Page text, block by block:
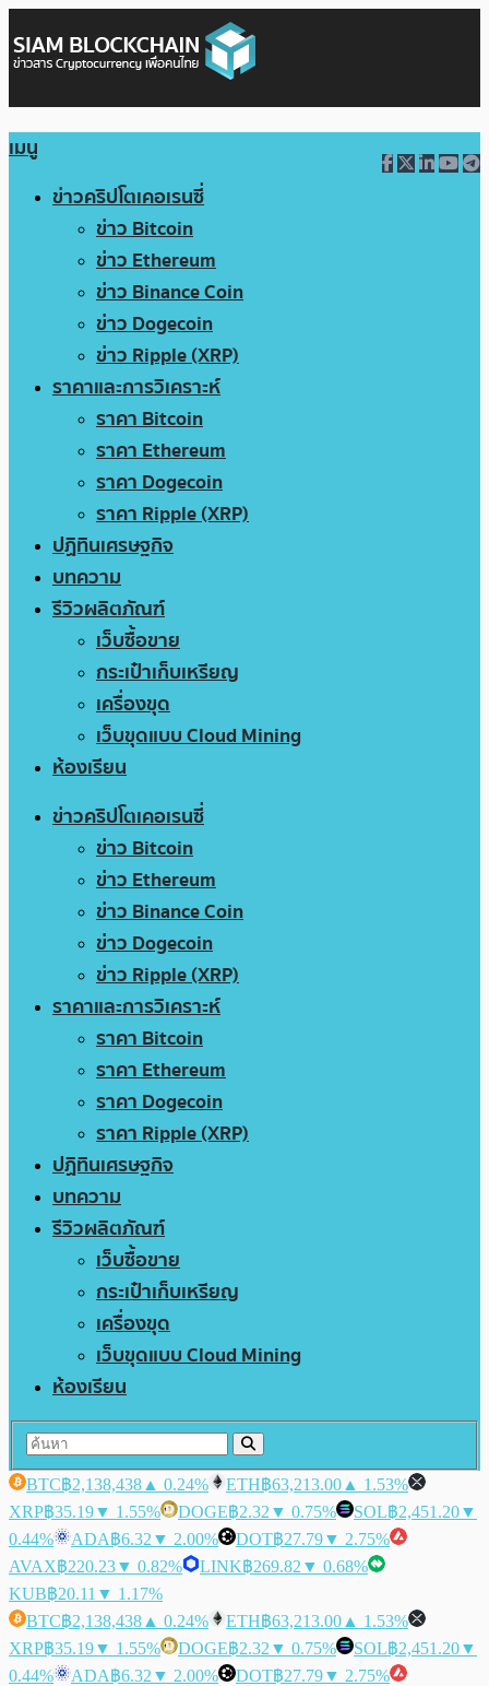
เมนู
ข่าวคริปโตเคอเรนซี่
ข่าว Bitcoin
ข่าว Ethereum
ข่าว Binance Coin
ข่าว Dogecoin
ข่าว Ripple (XRP)
ราคาและการวิเคราะห์
ราคา Bitcoin
ราคา Ethereum
ราคา Dogecoin
ราคา Ripple (XRP)
ปฏิทินเศรษฐกิจ
บทความ
รีวิวผลิตภัณฑ์
เว็บซื้อขาย
กระเป๋าเก็บเหรียญ
เครื่องขุด
เว็บขุดแบบ Cloud Mining
ห้องเรียน
ข่าวคริปโตเคอเรนซี่
ข่าว Bitcoin
ข่าว Ethereum
ข่าว Binance Coin
ข่าว Dogecoin
ข่าว Ripple (XRP)
ราคาและการวิเคราะห์
ราคา Bitcoin
ราคา Ethereum
ราคา Dogecoin
ราคา Ripple (XRP)
ปฏิทินเศรษฐกิจ
บทความ
รีวิวผลิตภัณฑ์
เว็บซื้อขาย
กระเป๋าเก็บเหรียญ
เครื่องขุด
เว็บขุดแบบ Cloud Mining
ห้องเรียน
BTC฿2,138,438 ▲ 0.24% ETH฿63,213.00 ▲ 1.53%
XRP฿35.19▼ 1.55% DOGE฿2.32 ▼ 0.75% SOL฿2,451.20▼
0.44%
ADA฿6.32 ▼ 2.00% DOT฿27.79▼ 2.75%
AVAX฿220.23▼ 0.82% LINK฿269.82 ▼ 0.68%
KUB฿20.11 ▼ 1.17%
BTC฿2,138,438 ▲ 0.24% ETH฿63,213.00 ▲ 1.53%
XRP฿35.19▼ 1.55% DOGE฿2.32 ▼ 0.75% SOL฿2,451.20▼
0.44%
ADA฿6.32 ▼ 2.00% DOT฿27.79▼ 2.75%